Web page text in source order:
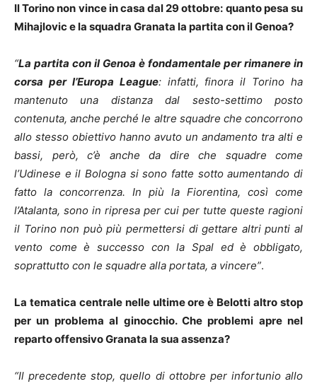
Il Torino non vince in casa dal 29 ottobre: quanto pesa su
Mihajlovic e la squadra Granata la partita con il Genoa?
“La partita con il Genoa è fondamentale per rimanere in
corsa per l’Europa League: infatti, finora il Torino ha
mantenuto una distanza dal sesto-settimo posto
contenuta, anche perché le altre squadre che concorrono
allo stesso obiettivo hanno avuto un andamento tra alti e
bassi, però, c’è anche da dire che squadre come
l’Udinese e il Bologna si sono fatte sotto aumentando di
fatto la concorrenza. In più la Fiorentina, così come
l’Atalanta, sono in ripresa per cui per tutte queste ragioni
il Torino non può più permettersi di gettare altri punti al
vento come è successo con la Spal ed è obbligato,
soprattutto con le squadre alla portata, a vincere”.
La tematica centrale nelle ultime ore è Belotti altro stop
per un problema al ginocchio. Che problemi apre nel
reparto offensivo Granata la sua assenza?
“Il precedente stop, quello di ottobre per infortunio allo